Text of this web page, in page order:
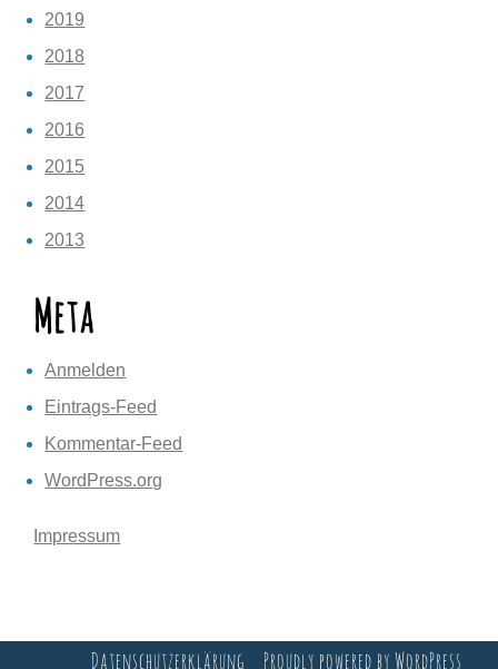
2019
2018
2017
2016
2015
2014
2013
Meta
Anmelden
Eintrags-Feed
Kommentar-Feed
WordPress.org
Impressum
Datenschutzerklärung Proudly powered by WordPress